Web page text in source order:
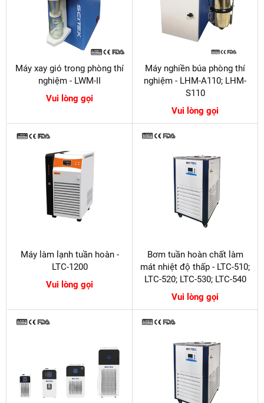
Máy xay gió trong phòng thí
nghiệm - LWM-II
Vui lòng gọi
Máy nghiền búa phòng thí
nghiệm - LHM-A110; LHM-
S110
Vui lòng gọi
Máy làm lạnh tuần hoàn -
LTC-1200
Vui lòng gọi
Bơm tuần hoàn chất làm
mát nhiệt độ thấp - LTC-510;
LTC-520; LTC-530; LTC-540
Vui lòng gọi